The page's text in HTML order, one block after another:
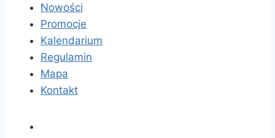
Nowości
Promocje
Kalendarium
Regulamin
Mapa
Kontakt